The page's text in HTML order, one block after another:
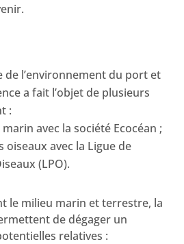
de l’environnement du port et
a fait l’objet de plusieurs
:
avec la société Ecocéan ;
oiseaux avec la Ligue de
(LPO).
le milieu marin et terrestre, la
de dégager un
relatives :